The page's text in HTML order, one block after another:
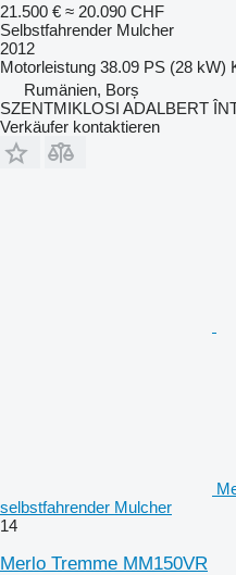
21.500 € ≈ 20.090 CHF
Selbstfahrender Mulcher
2012
Motorleistung 38.09 PS (28 kW)
Rumänien, Borș
SZENTMIKLOSI ADALBERT
Verkäufer kontaktieren
selbstfahrender Mulcher
14
Merlo Tremme MM150VR